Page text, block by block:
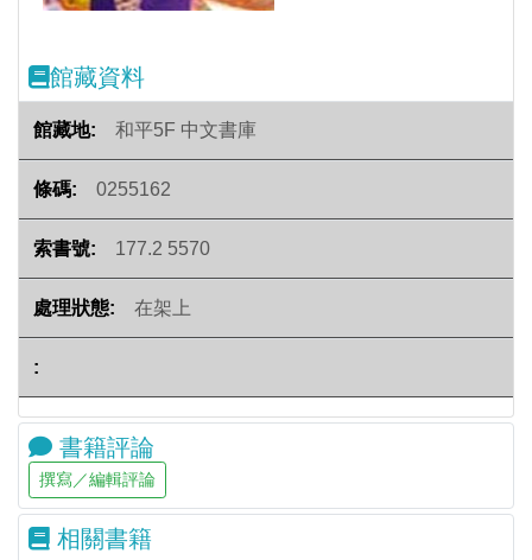
館藏資料
和平5F 中文書庫
0255162
177.2 5570
在架上
書籍評論
相關書籍